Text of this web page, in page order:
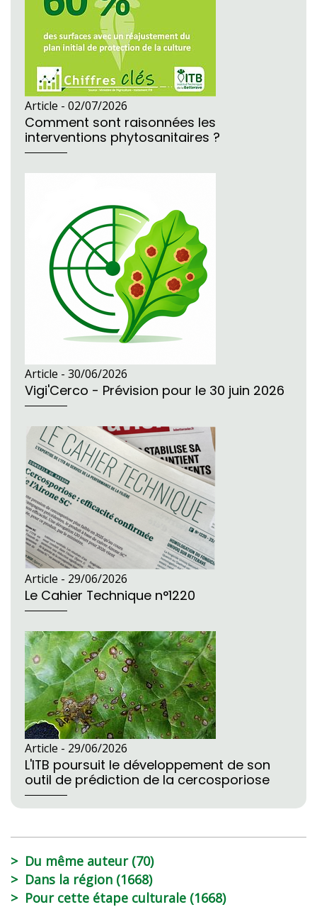
Article - 02/07/2026
Comment sont raisonnées les
interventions phytosanitaires ?
Article - 30/06/2026
Vigi'Cerco - Prévision pour le 30 juin 2026
Article - 29/06/2026
Le Cahier Technique n°1220
Article - 29/06/2026
L'ITB poursuit le développement de son
outil de prédiction de la cercosporiose
Du même auteur (70)
Dans la région (1668)
Pour cette étape culturale (1668)